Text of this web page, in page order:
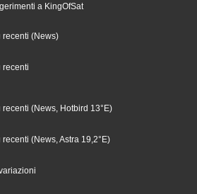
a KingOfSat
(News)
recenti
(News, Hotbird 13°E)
(News, Astra 19,2°E)